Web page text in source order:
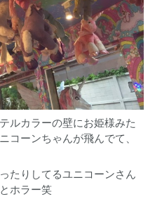
ルカラーの壁にお姫様みた
コーンちゃんが飛んでて、
たりしてるユニコーンさん
ホラー笑